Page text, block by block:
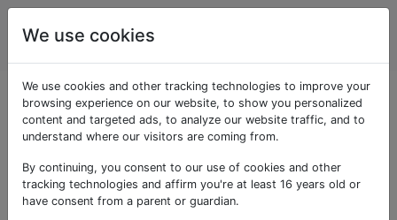
Ingegneria
software
Domande taggate
«multiple-
inheritance»
We use cookies
We use cookies and other tracking technologies to improve your
browsing experience on our website, to show you personalized
content and targeted ads, to analyze our website traffic, and to
understand where our visitors are coming from.
By continuing, you consent to our use of cookies and other
tracking technologies and affirm you're at least 16 years old or
have consent from a parent or guardian.